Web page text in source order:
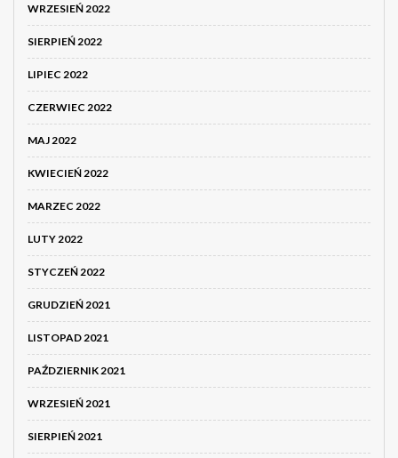
WRZESIEŃ 2022
SIERPIEŃ 2022
LIPIEC 2022
CZERWIEC 2022
MAJ 2022
KWIECIEŃ 2022
MARZEC 2022
LUTY 2022
STYCZEŃ 2022
GRUDZIEŃ 2021
LISTOPAD 2021
PAŹDZIERNIK 2021
WRZESIEŃ 2021
SIERPIEŃ 2021